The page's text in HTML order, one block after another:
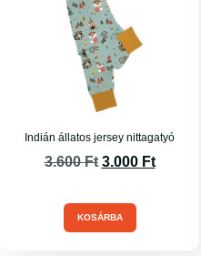
Indián állatos jersey nittagatyó
3.600Ft 3.000 Ft
KOSÁRBA